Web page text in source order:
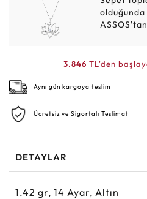
3.846 TL'den
Aynı gün kargoya teslim
Ücretsiz ve Sigortalı Teslimat
DETAYLAR
1.42 gr, 14 Ayar, Altın